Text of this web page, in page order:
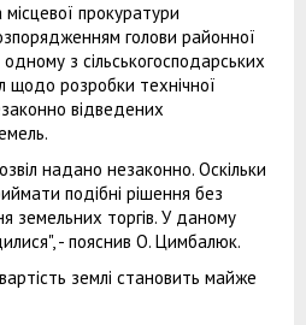
місцевої прокуратури
голови районної
з сільськогосподарських
щодо розробки технічної
відведених
надано незаконно. Оскільки
подібні рішення без
земельних торгів. У даному
- пояснив О. Цимбалюк.
землі становить майже